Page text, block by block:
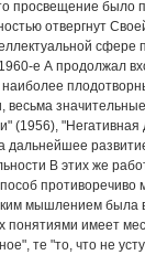
просвещение было
отвергнут
сфере
е А продолжал
весьма
(1956), "Негативная
дальнейшее
В этих же
мышлением была
понятиями имеет
те "то, что не